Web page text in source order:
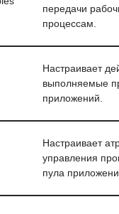
передачи
процессам.
Настраивает
выполняемые
приложений.
Настраивает
управления
пула